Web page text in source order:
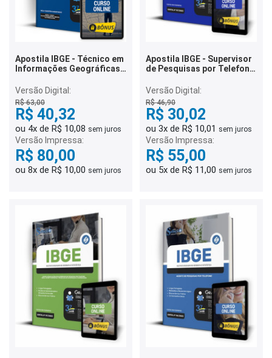
Apostila IBGE - Técnico em
Informações Geográficas
Bloco 8 - Nível
Intermediário
Versão Digital:
R$ 63,00
R$ 40,32
ou 4x de R$ 10,08 sem juros
Versão Impressa:
R$ 80,00
ou 8x de R$ 10,00 sem juros
Apostila IBGE - Supervisor
de Pesquisas por Telefone
Versão Digital:
R$ 46,90
R$ 30,02
ou 3x de R$ 10,01 sem juros
Versão Impressa:
R$ 55,00
ou 5x de R$ 11,00 sem juros